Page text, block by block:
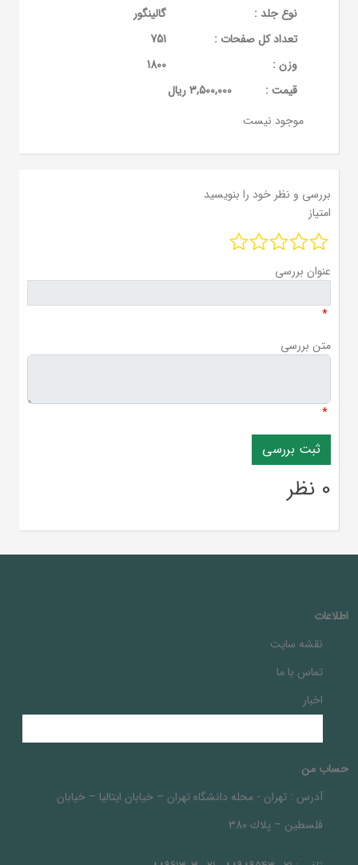
نوع جلد :
گالینگور
تعداد کل صفحات :
751
وزن :
1800
قيمت :
3,500,000 ریال
موجود نیست
بررسی و نظر خود را بنویسید
امتیاز
عنوان بررسی
*
متن بررسی
*
0 نظر
اطلاعات
نقشه سایت
تماس با ما
اخبار
حساب من
آدرس : تهران - محله دانشگاه تهران – خيابان ايتاليا – خيابان
فلسطين – پلاك 380